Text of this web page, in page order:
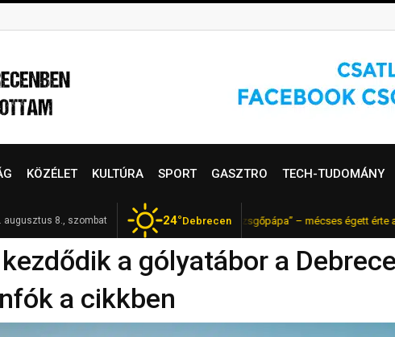
KÖZÉLET KULTÚRA SPORT GASZTRO TECH-TUDOMÁNY
augusztus 8., szombat 24°Debrecen
Elhunyt Garamvári Vencel, a magyar „pezsgőpápa” – mécses égett érte a
a gólyatábor a
a cikkben